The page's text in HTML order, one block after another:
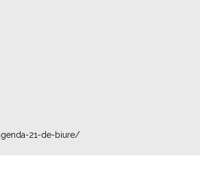
21-de-biure/